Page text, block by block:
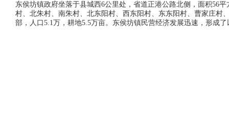
东侯坊镇政府坐落于县城西6公里处，省道正港公路北侧，面积56
村、北朱村、南朱村、北东阳村、西东阳村、东东阳村、曹家庄村
部，人口5.1万，耕地5.5万亩。东侯坊镇民营经济发展迅速，形成